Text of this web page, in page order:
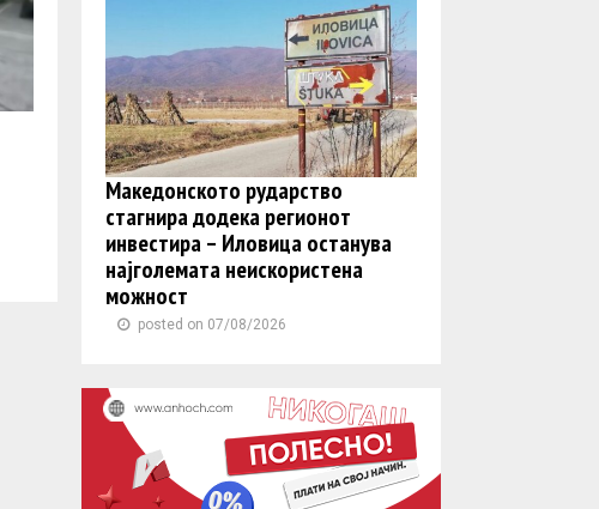
Македонското рударство
стагнира додека регионот
инвестира – Иловица останува
најголемата неискористена
можност
posted on 07/08/2026